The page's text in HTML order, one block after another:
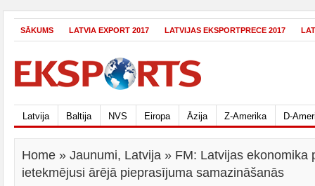
SĀKUMS LATVIA EXPORT 2017 LATVIJAS EKSPORTPRECE 2017
Latvija Baltija NVS Eiropa Āzija Z-Amerika D-
Home » Jaunumi, Latvija » FM: Latvijas ekonomika
ietekmējusi ārējā pieprasījuma samazināšanās